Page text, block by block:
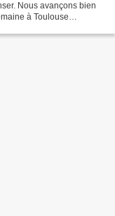
Nous avançons bien
à Toulouse